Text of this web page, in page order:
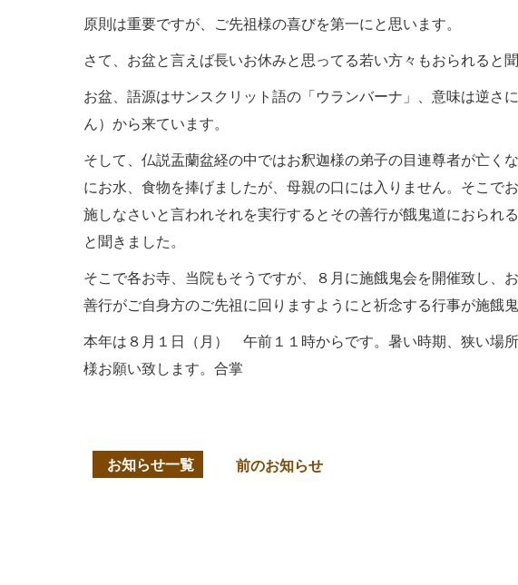
原則は重要ですが、ご先祖様の喜びを第一にと思います。
さて、お盆と言えば長いお休みと思ってる若い方々もおられると聞
お盆、語源はサンスクリット語の「ウランバーナ」、意味は逆
ん）から来ています。
そして、仏説盂蘭盆経の中ではお釈迦様の弟子の目連尊者が亡
にお水、食物を捧げましたが、母親の口には入りません。そこ
施しなさいと言われそれを実行するとその善行が餓鬼道におられ
と聞きました。
そこで各お寺、当院もそうですが、８月に施餓鬼会を開催致し
善行がご自身方のご先祖に回りますようにと祈念する行事が施餓鬼
本年は８月１日（月） 午前１１時からです。暑い時期、狭い場
様お願い致します。合掌
お知らせ一覧 前のお知らせ